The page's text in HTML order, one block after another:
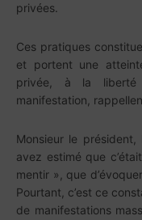
privées.
Ces pratiques
et portent une
privée, à la
manifestation,
Monsieur le
avez estimé que
mentir », que
Pourtant, c’est ce
de manifestations